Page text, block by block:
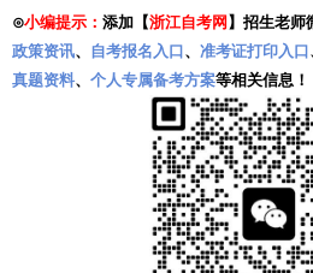
⊙小编提示： 添加【浙江自考网 】招生老师
政策资讯、 自考报名入口 、 准考证打印入口
真题资料、 个人专属备考方案等相关信息！